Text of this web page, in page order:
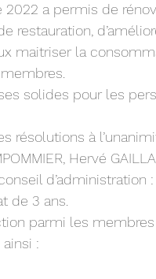
2022 a permis de
restauration,
maitriser la
solides pour les
résolutions à
Hervé
d’administration :
de 3 ans.
parmi les
: